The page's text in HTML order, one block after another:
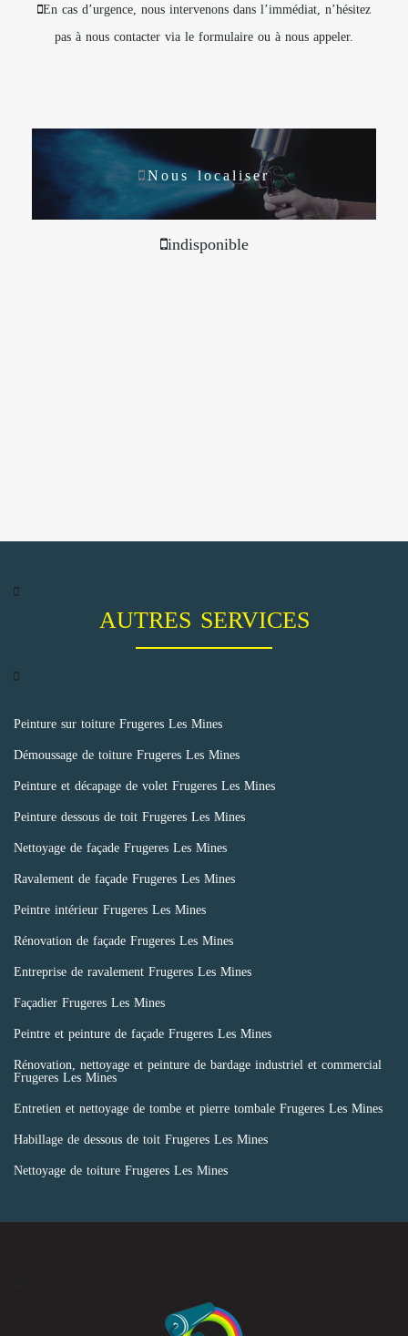
En cas d’urgence, nous intervenons dans l’immédiat, n’hésitez
pas à nous contacter via le formulaire ou à nous appeler.
Nous localiser
indisponible
AUTRES SERVICES
Peinture sur toiture Frugeres Les Mines
Démoussage de toiture Frugeres Les Mines
Peinture et décapage de volet Frugeres Les Mines
Peinture dessous de toit Frugeres Les Mines
Nettoyage de façade Frugeres Les Mines
Ravalement de façade Frugeres Les Mines
Peintre intérieur Frugeres Les Mines
Rénovation de façade Frugeres Les Mines
Entreprise de ravalement Frugeres Les Mines
Façadier Frugeres Les Mines
Peintre et peinture de façade Frugeres Les Mines
Rénovation, nettoyage et peinture de bardage industriel et commercial
Frugeres Les Mines
Entretien et nettoyage de tombe et pierre tombale Frugeres Les Mines
Habillage de dessous de toit Frugeres Les Mines
Nettoyage de toiture Frugeres Les Mines